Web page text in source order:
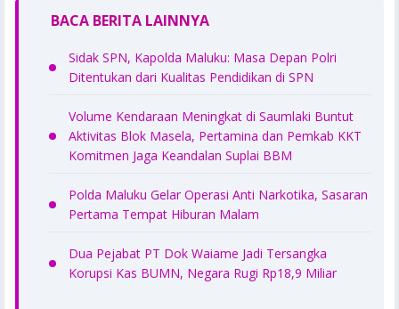
BACA BERITA LAINNYA
Sidak SPN, Kapolda Maluku: Masa Depan Polri
Ditentukan dari Kualitas Pendidikan di SPN
Volume Kendaraan Meningkat di Saumlaki Buntut
Aktivitas Blok Masela, Pertamina dan Pemkab KKT
Komitmen Jaga Keandalan Suplai BBM
Polda Maluku Gelar Operasi Anti Narkotika, Sasaran
Pertama Tempat Hiburan Malam
Dua Pejabat PT Dok Waiame Jadi Tersangka
Korupsi Kas BUMN, Negara Rugi Rp18,9 Miliar